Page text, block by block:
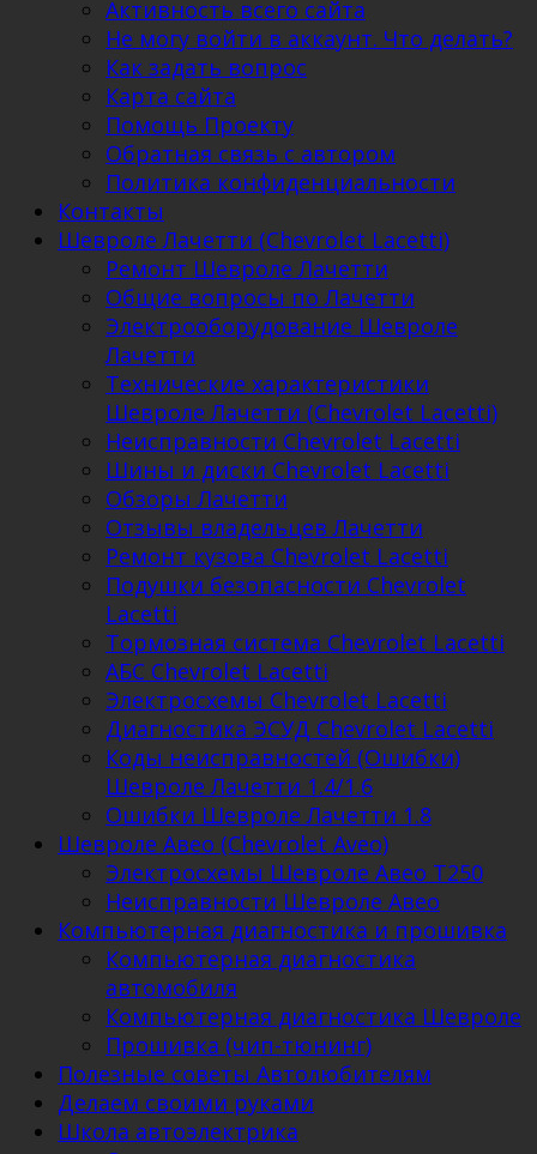
Активность всего сайта
Не могу войти в аккаунт. Что делать?
Как задать вопрос
Карта сайта
Помощь Проекту
Обратная связь с автором
Политика конфиденциальности
Контакты
Шевроле Лачетти (Chevrolet Lacetti)
Ремонт Шевроле Лачетти
Общие вопросы по Лачетти
Электрооборудование Шевроле
Лачетти
Технические характеристики
Шевроле Лачетти (Chevrolet Lacetti)
Неисправности Chevrolet Lacetti
Шины и диски Chevrolet Lacetti
Обзоры Лачетти
Отзывы владельцев Лачетти
Ремонт кузова Chevrolet Lacetti
Подушки безопасности Chevrolet
Lacetti
Тормозная система Chevrolet Lacetti
АБС Chevrolet Lacetti
Электросхемы Chevrolet Lacetti
Диагностика ЭСУД Chevrolet Lacetti
Коды неисправностей (Ошибки)
Шевроле Лачетти 1.4/1.6
Ошибки Шевроле Лачетти 1.8
Шевроле Авео (Chevrolet Aveo)
Электросхемы Шевроле Авео Т250
Неисправности Шевроле Авео
Компьютерная диагностика и прошивка
Компьютерная диагностика
автомобиля
Компьютерная диагностика Шевроле
Прошивка (чип-тюнинг)
Полезные советы Автолюбителям
Делаем своими руками
Школа автоэлектрика